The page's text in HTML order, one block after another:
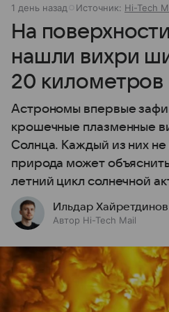
1 день назад Источник: Hi-Tech
На
нашли вихри
20 километров
Астрономы впервые
крошечные плазменные
Солнца. Каждый из них
природа может
летний цикл солнечной
Ильдар Хайретдинов
Автор Hi-Tech Mail